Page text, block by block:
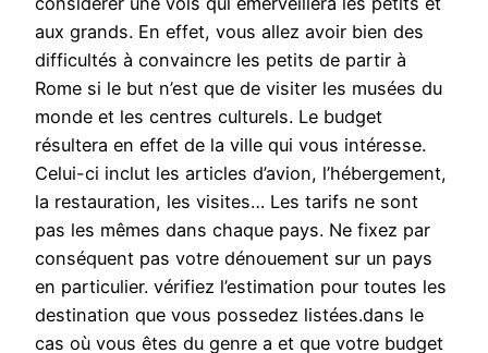
aux grands. En effet, vous allez avoir bien des
difficultés à convaincre les petits de partir à
Rome si le but n’est que de visiter les musées du
monde et les centres culturels. Le budget
résultera en effet de la ville qui vous intéresse.
Celui-ci inclut les articles d’avion, l’hébergement,
la restauration, les visites… Les tarifs ne sont
pas les mêmes dans chaque pays. Ne fixez par
conséquent pas votre dénouement sur un pays
en particulier. vérifiez l’estimation pour toutes les
destination que vous possedez listées.dans le
cas où vous êtes du genre a et que votre budget